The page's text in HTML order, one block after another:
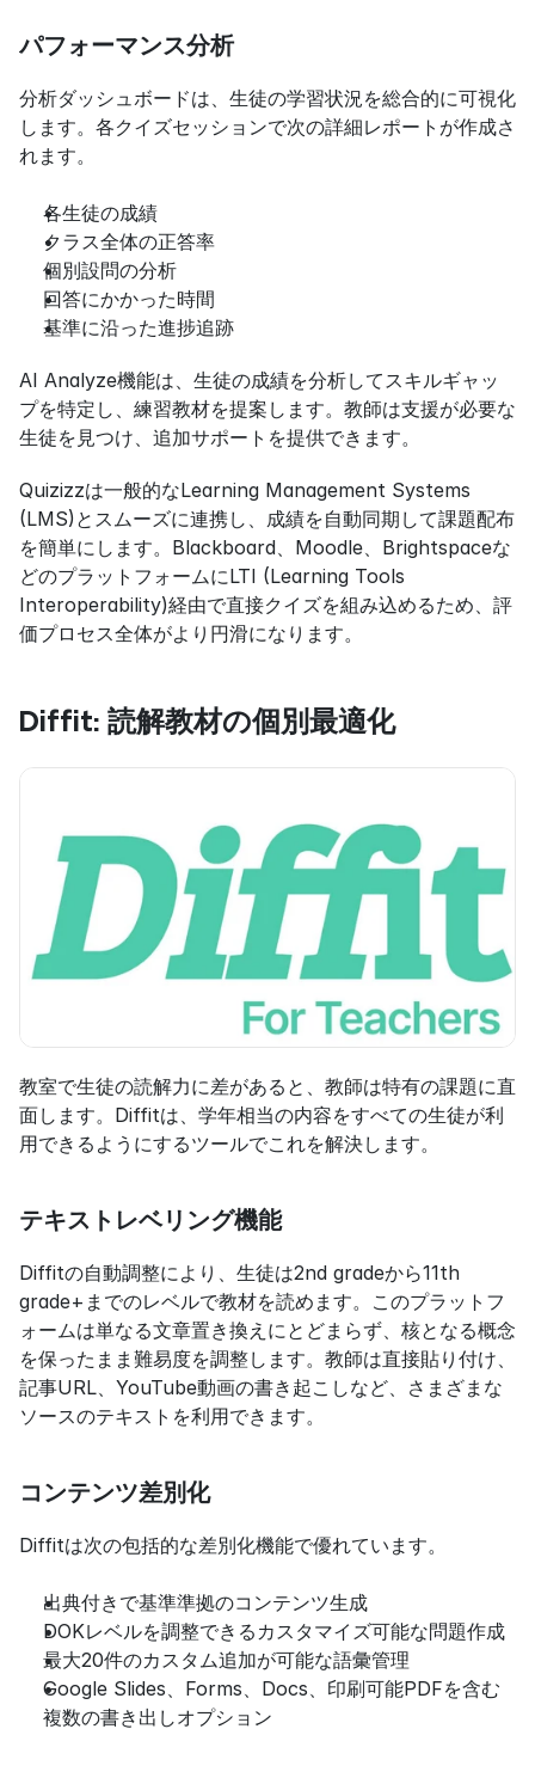
パフォーマンス分析
分析ダッシュボードは、生徒の学習状況を総合的に可視化
します。各クイズセッションで次の詳細レポートが作成さ
れます。
各生徒の成績
クラス全体の正答率
個別設問の分析
回答にかかった時間
基準に沿った進捗追跡
AI Analyze機能は、生徒の成績を分析してスキルギャッ
プを特定し、練習教材を提案します。教師は支援が必要な
生徒を見つけ、追加サポートを提供できます。
Quizizzは一般的なLearning Management Systems
(LMS)とスムーズに連携し、成績を自動同期して課題配布
を簡単にします。Blackboard、Moodle、Brightspaceな
どのプラットフォームにLTI (Learning Tools
Interoperability)経由で直接クイズを組み込めるため、評
価プロセス全体がより円滑になります。
Diffit: 読解教材の個別最適化
教室で生徒の読解力に差があると、教師は特有の課題に直
面します。Diffitは、学年相当の内容をすべての生徒が利
用できるようにするツールでこれを解決します。
テキストレベリング機能
Diffitの自動調整により、生徒は2nd gradeから11th
grade+までのレベルで教材を読めます。このプラットフ
ォームは単なる文章置き換えにとどまらず、核となる概念
を保ったまま難易度を調整します。教師は直接貼り付け、
記事URL、YouTube動画の書き起こしなど、さまざまな
ソースのテキストを利用できます。
コンテンツ差別化
Diffitは次の包括的な差別化機能で優れています。
出典付きで基準準拠のコンテンツ生成
DOKレベルを調整できるカスタマイズ可能な問題作成
最大20件のカスタム追加が可能な語彙管理
Google Slides、Forms、Docs、印刷可能PDFを含む
複数の書き出しオプション